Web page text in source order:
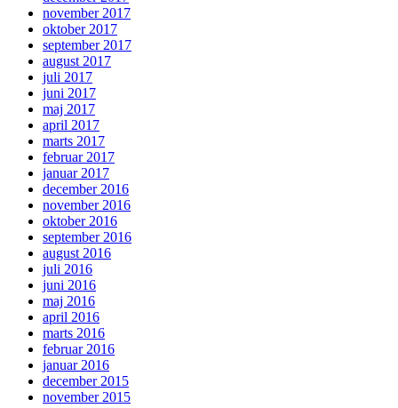
november 2017
oktober 2017
september 2017
august 2017
juli 2017
juni 2017
maj 2017
april 2017
marts 2017
februar 2017
januar 2017
december 2016
november 2016
oktober 2016
september 2016
august 2016
juli 2016
juni 2016
maj 2016
april 2016
marts 2016
februar 2016
januar 2016
december 2015
november 2015